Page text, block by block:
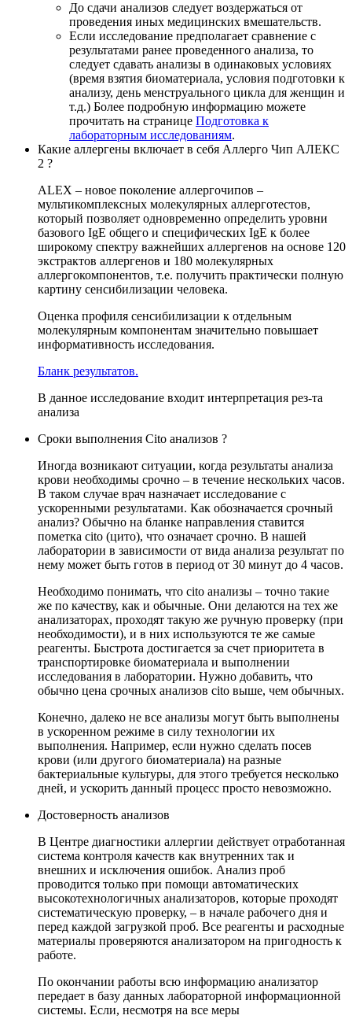
До сдачи анализов следует воздержаться от
проведения иных медицинских вмешательств.
Если исследование предполагает сравнение с
результатами ранее проведенного анализа, то
следует сдавать анализы в одинаковых условиях
(время взятия биоматериала, условия подготовки к
анализу, день менструального цикла для женщин и
т.д.) Более подробную информацию можете
прочитать на странице Подготовка к
лабораторным исследованиям.
Какие аллергены включает в себя Аллерго Чип АЛЕКС
2 ?
ALEX – новое поколение аллергочипов –
мультикомплексных молекулярных аллерготестов,
который позволяет одновременно определить уровни
базового IgE общего и специфических IgE к более
широкому спектру важнейших аллергенов на основе 120
экстрактов аллергенов и 180 молекулярных
аллергокомпонентов, т.е. получить практически полную
картину сенсибилизации человека.
Оценка профиля сенсибилизации к отдельным
молекулярным компонентам значительно повышает
информативность исследования.
Бланк результатов.
В данное исследование входит интерпретация рез-та
анализа
Сроки выполнения Cito анализов ?
Иногда возникают ситуации, когда результаты анализа
крови необходимы срочно – в течение нескольких часов.
В таком случае врач назначает исследование с
ускоренными результатами. Как обозначается срочный
анализ? Обычно на бланке направления ставится
пометка cito (цито), что означает срочно. В нашей
лаборатории в зависимости от вида анализа результат по
нему может быть готов в период от 30 минут до 4 часов.
Необходимо понимать, что cito анализы – точно такие
же по качеству, как и обычные. Они делаются на тех же
анализаторах, проходят такую же ручную проверку (при
необходимости), и в них используются те же самые
реагенты. Быстрота достигается за счет приоритета в
транспортировке биоматериала и выполнении
исследования в лаборатории. Нужно добавить, что
обычно цена срочных анализов cito выше, чем обычных.
Конечно, далеко не все анализы могут быть выполнены
в ускоренном режиме в силу технологии их
выполнения. Например, если нужно сделать посев
крови (или другого биоматериала) на разные
бактериальные культуры, для этого требуется несколько
дней, и ускорить данный процесс просто невозможно.
Достоверность анализов
В Центре диагностики аллергии действует отработанная
система контроля качеств как внутренних так и
внешних и исключения ошибок. Анализ проб
проводится только при помощи автоматических
высокотехнологичных анализаторов, которые проходят
систематическую проверку, – в начале рабочего дня и
перед каждой загрузкой проб. Все реагенты и расходные
материалы проверяются анализатором на пригодность к
работе.
По окончании работы всю информацию анализатор
передает в базу данных лабораторной информационной
системы. Если, несмотря на все меры